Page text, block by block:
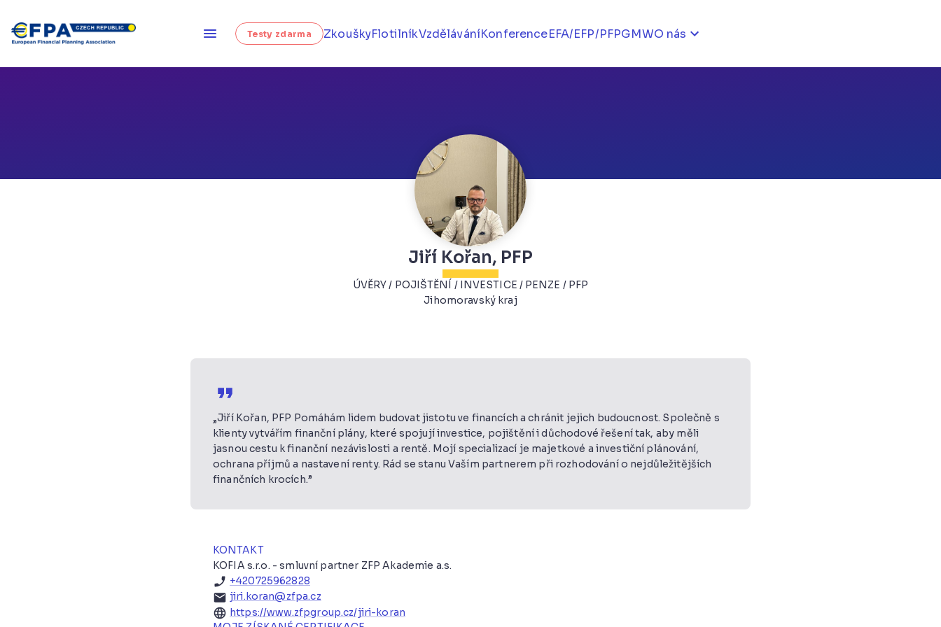
Testy zdarma ZkouškyFlotilníkVzděláváníKonferenceEFA/EFP/PFPGMWO nás
Jiří Kořan, PFP
ÚVĚRY / POJIŠTĚNÍ / INVESTICE / PENZE / PFP
Jihomoravský kraj
„Jiří Kořan, PFP Pomáhám lidem budovat jistotu ve financích a chránit jejich budoucnost. Společně s
klienty vytvářím finanční plány, které spojují investice, pojištění i důchodové řešení tak, aby měli
jasnou cestu k finanční nezávislosti a rentě. Mojí specializací je majetkové a investiční plánování,
ochrana příjmů a nastavení renty. Rád se stanu Vaším partnerem při rozhodování o nejdůležitějších
finančních krocích.”
KONTAKT
KOFIA s.r.o. - smluvní partner ZFP Akademie a.s.
+420725962828
jiri.koran@zfpa.cz
https://www.zfpgroup.cz/jiri-koran